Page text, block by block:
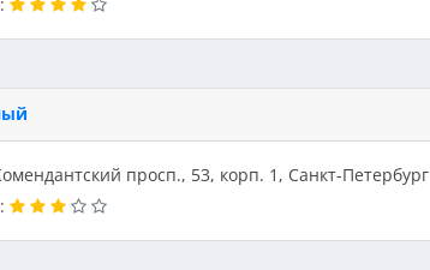
просп., 53, корп. 1, Санкт-Петербург